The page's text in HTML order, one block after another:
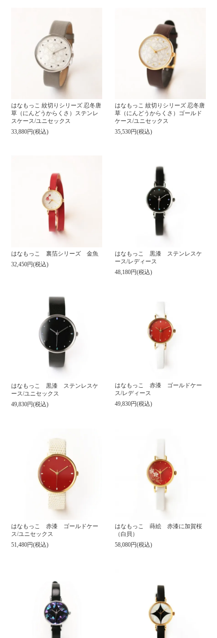
はなもっこ 紋切りシリーズ 忍冬唐
草（にんどうからくさ）ステンレ
スケース/ユニセックス
33,880円(税込)
はなもっこ 紋切りシリーズ 忍冬唐
草（にんどうからくさ）ゴールド
ケース/ユニセックス
35,530円(税込)
はなもっこ 裏箔シリーズ 金魚
32,450円(税込)
はなもっこ 黒漆 ステンレスケ
ース/レディース
48,180円(税込)
はなもっこ 黒漆 ステンレスケ
ース/ユニセックス
49,830円(税込)
はなもっこ 赤漆 ゴールドケー
ス/レディース
49,830円(税込)
はなもっこ 赤漆 ゴールドケー
ス/ユニセックス
51,480円(税込)
はなもっこ 蒔絵 赤漆に加賀桜
（白貝）
58,080円(税込)